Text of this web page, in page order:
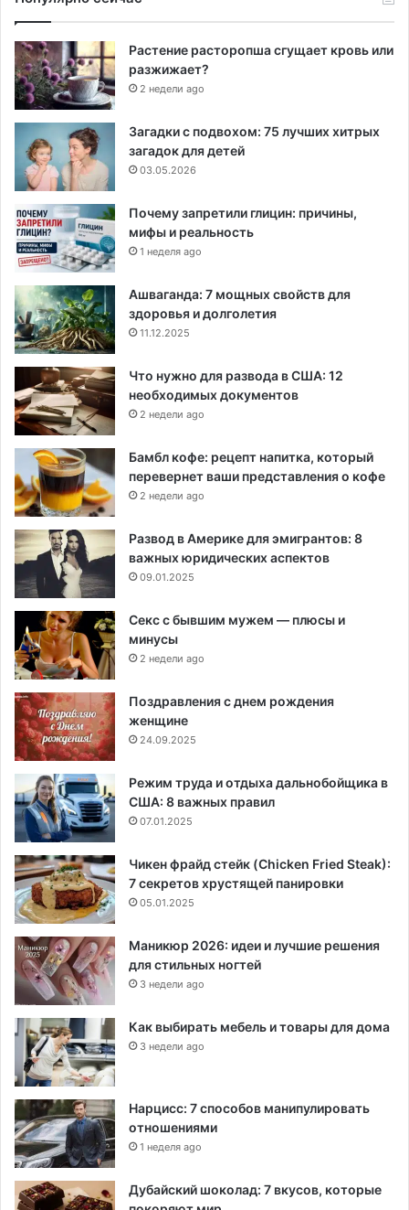
Растение расторопша сгущает кровь или
разжижает?
2 недели ago
Загадки с подвохом: 75 лучших хитрых
загадок для детей
03.05.2026
Почему запретили глицин: причины,
мифы и реальность
1 неделя ago
Ашваганда: 7 мощных свойств для
здоровья и долголетия
11.12.2025
Что нужно для развода в США: 12
необходимых документов
2 недели ago
Бамбл кофе: рецепт напитка, который
перевернет ваши представления о кофе
2 недели ago
Развод в Америке для эмигрантов: 8
важных юридических аспектов
09.01.2025
Секс с бывшим мужем — плюсы и
минусы
2 недели ago
Поздравления с днем рождения
женщине
24.09.2025
Режим труда и отдыха дальнобойщика в
США: 8 важных правил
07.01.2025
Чикен фрайд стейк (Chicken Fried Steak):
7 секретов хрустящей панировки
05.01.2025
Маникюр 2026: идеи и лучшие решения
для стильных ногтей
3 недели ago
Как выбирать мебель и товары для дома
3 недели ago
Нарцисс: 7 способов манипулировать
отношениями
1 неделя ago
Дубайский шоколад: 7 вкусов, которые